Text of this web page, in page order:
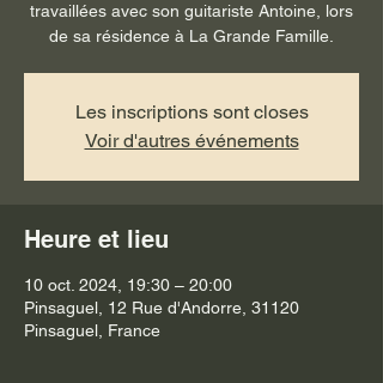
travaillées avec son guitariste Antoine, lors
de sa résidence à La Grande Famille.
Les inscriptions sont closes
Voir d'autres événements
Heure et lieu
10 oct. 2024, 19:30 – 20:00
Pinsaguel, 12 Rue d'Andorre, 31120
Pinsaguel, France